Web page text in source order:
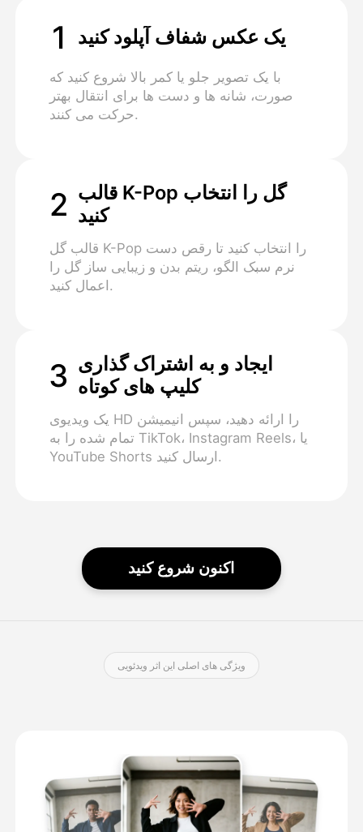
1 یک عکس شفاف آپلود کنید
با یک تصویر جلو یا کمر بالا شروع کنید که
صورت، شانه ها و دست ها برای انتقال بهتر
حرکت می کنند.
2 قالب K-Pop گل را انتخاب
کنید
قالب گل K-Pop را انتخاب کنید تا رقص دست
نرم سبک الگو، ریتم بدن و زیبایی ساز گل را
اعمال کنید.
3 ایجاد و به اشتراک گذاری
کلیپ های کوتاه
یک ویدیوی HD را ارائه دهید، سپس انیمیشن
تمام شده را به TikTok، Instagram Reels، یا
YouTube Shorts ارسال کنید.
اکنون شروع کنید
ویژگی های اصلی این اثر ویدئویی